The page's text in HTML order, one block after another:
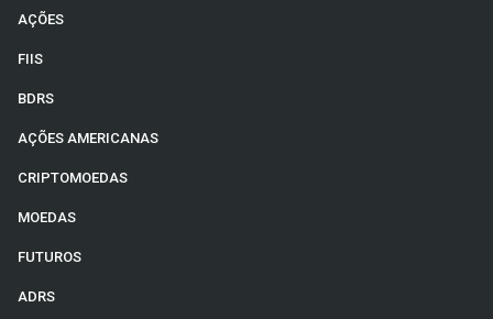
AÇÕES
FIIS
BDRS
AÇÕES AMERICANAS
CRIPTOMOEDAS
MOEDAS
FUTUROS
ADRS